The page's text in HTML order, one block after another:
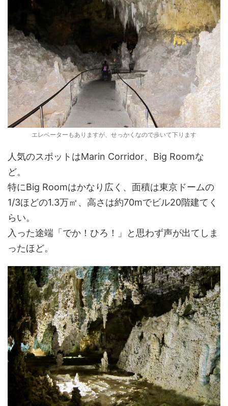
エレベーターもありますが、せっかくなので歩いて下ります
人気のスポットはMarin Corridor、Big Roomな
ど。
特にBig Roomはかなり広く、面積は東京ドームの
1/3ほどの1.3万㎡、高さは約70mでビル20階建てく
らい。
入った途端「でか！ひろ！」と思わず声が出てしま
ったほど。